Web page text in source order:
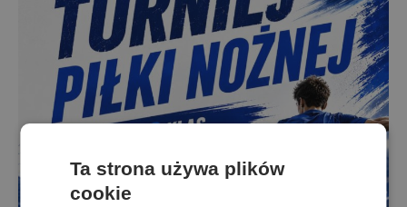
Ta strona używa plików
cookie